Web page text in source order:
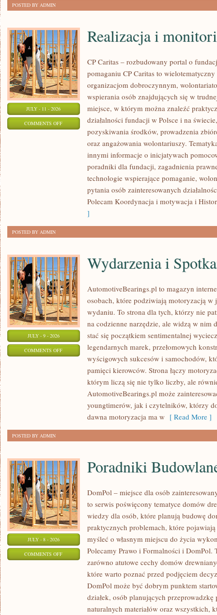
POSTED BY ADMIN
JULY - 11 - 2026
COMMENTS OFFON
REALIZACJA
MONITORING
Realizacja i
CP Caritas – rozbudowany portal o
pomaganiu CP Caritas to
organizacjom dobroczynnym,
wspierania osób znajdujących się w
miejsce, w którym można znaleźć
działalności fundacji w Polsce i na
pozyskiwania środków, prowadzenia
oraz angażowania wolontariuszy.
innymi informacje o inicjatywach
poradniki dla fundacji, zagadnienia
technologie wspierające pomaganie,
pytania osób zainteresowanych
Polecam Koordynacja i motywacja i
]
POSTED BY ADMIN
JULY - 9 - 2026
COMMENTS OFFON
WYDARZENIA
SPOTKANIA
KLASYKÓW
Wydarzenia i
AutomotiveBearings.pl to magazyn
osobach, które podziwiają motoryzacją
wydaniu. To strona dla tych, którzy nie
na codzienne narzędzie, ale widzą w nim
stać się początkiem sentimentalnej
legendarnych marek, przełomowych
wyścigowych sukcesów i samochodów,
pamięci kierowców. Strona łączy
którym liczą się nie tylko liczby, ale
AutomotiveBearings.pl może
youngtimerów, jak i czytelników, którzy
dawna motoryzacja ma w [ Read More ]
POSTED BY ADMIN
JULY - 8 - 2026
COMMENTS OFFON
PORADNIKI
BUDOWLANE
Poradniki
DomPol – miejsce dla osób
to serwis poświęcony tematyce domów
wiedzy dla osób, które planują budowę
praktycznych problemach, które
myśleć o własnym miejscu do życia
Polecamy Prawo i Formalności i DomPol.
zarówno atutowe cechy domów
które warto poznać przed podjęciem
DomPol może być dobrym punktem
działek, osób planujących
naturalnych materiałów oraz wszystkich,